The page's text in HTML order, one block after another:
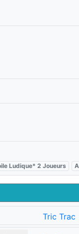
Ludique* 2 Joueurs
Tric Trac